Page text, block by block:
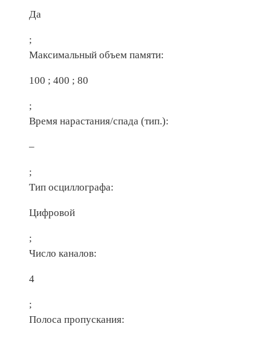
Да
;
Максимальный объем памяти:
100 ; 400 ; 80
;
Время нарастания/спада (тип.):
–
;
Тип осциллографа:
Цифровой
;
Число каналов:
4
;
Полоса пропускания: